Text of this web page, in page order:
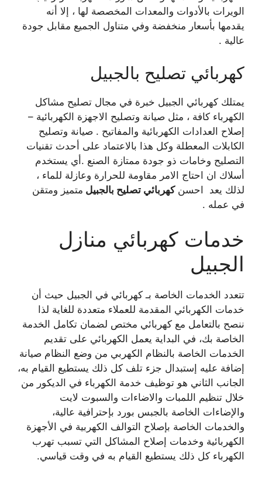
الويرات بالأدوات والمعدات المخصصة لها ، إلا أنه
يقدمها بأسعار منخفضة وفي متناول الجميع مقابل جودة
عالية .
كهربائي تصليح بالجبيل
يمتلك كهربائي الجبيل خبرة في مجال تصليح مشاكل
الكهرباء كافة ، مثل صيانة وتصليح الاجهزة الكهربائية –
إصلاح العدادات الكهربائية والمفاتيح . صيانة وتصليح
الكابلات المعطلة وكل هذا بالاعتماد على أحدث تقنيات
التصليح وخامات ذو جودة ممتازة الصنع .أي يستخدم
أسلاك ان احتاج الامر مقاومة للحرارة وعازلة للماء ،
لذلك يعد احسنكهربائي تصليح بالجبيل متميز ومتقن
في عمله .
خدمات كهربائي منازل
الجبيل
تتعدد الخدمات الخاصة بـ كهربائي في الجبيل حيث أن
خدمات الكهربائي المقدمة للعملاء متعددة للغاية لذا
ننصح بالتعامل مع كهربائي مختص لضمان تكامل الخدمة
الخاصة بك، في البداية يعمل الكهربائي على تقديم
الخدمات الخاصة بالنظام الكهربي من وضع النظام صيانة
إضافة عليه إستبدال جزء تلف كل ذلك يستطيع القيام به،
الجانب الثاني هو توظيف خدمة الكهرباء في الديكور من
خلال تنظيم اللمبات والاضاءات والسبوت لايت
والإضاءات الخاصة بالجبس بورد بإحترافية عالية،
والخدمات الخاصة بإصلاح التوالف الكهربية في الأجهزة
الكهربائية وخدمات إصلاح المشاكل التي تسبب تهرب
الكهرباء كل ذلك يستطيع القيام به في وقت قياسي.